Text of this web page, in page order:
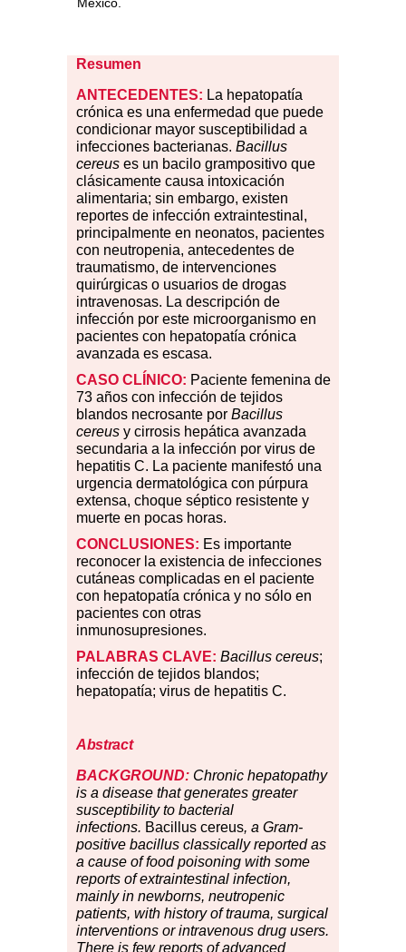
Resumen
ANTECEDENTES: La hepatopatía
crónica es una enfermedad que puede
condicionar mayor susceptibilidad a
infecciones bacterianas. Bacillus
cereus es un bacilo grampositivo que
clásicamente causa intoxicación
alimentaria; sin embargo, existen
reportes de infección extraintestinal,
principalmente en neonatos, pacientes
con neutropenia, antecedentes de
traumatismo, de intervenciones
quirúrgicas o usuarios de drogas
intravenosas. La descripción de
infección por este microorganismo en
pacientes con hepatopatía crónica
avanzada es escasa.
CASO CLÍNICO: Paciente femenina de
73 años con infección de tejidos
blandos necrosante por Bacillus
cereus y cirrosis hepática avanzada
secundaria a la infección por virus de
hepatitis C. La paciente manifestó una
urgencia dermatológica con púrpura
extensa, choque séptico resistente y
muerte en pocas horas.
CONCLUSIONES: Es importante
reconocer la existencia de infecciones
cutáneas complicadas en el paciente
con hepatopatía crónica y no sólo en
pacientes con otras
inmunosupresiones.
PALABRAS CLAVE: Bacillus cereus;
infección de tejidos blandos;
hepatopatía; virus de hepatitis C.
Abstract
BACKGROUND: Chronic hepatopathy
is a disease that generates greater
susceptibility to bacterial
infections. Bacillus cereus, a Gram-
positive bacillus classically reported as
a cause of food poisoning with some
reports of extraintestinal infection,
mainly in newborns, neutropenic
patients, with history of trauma, surgical
interventions or intravenous drug users.
There is few reports of advanced